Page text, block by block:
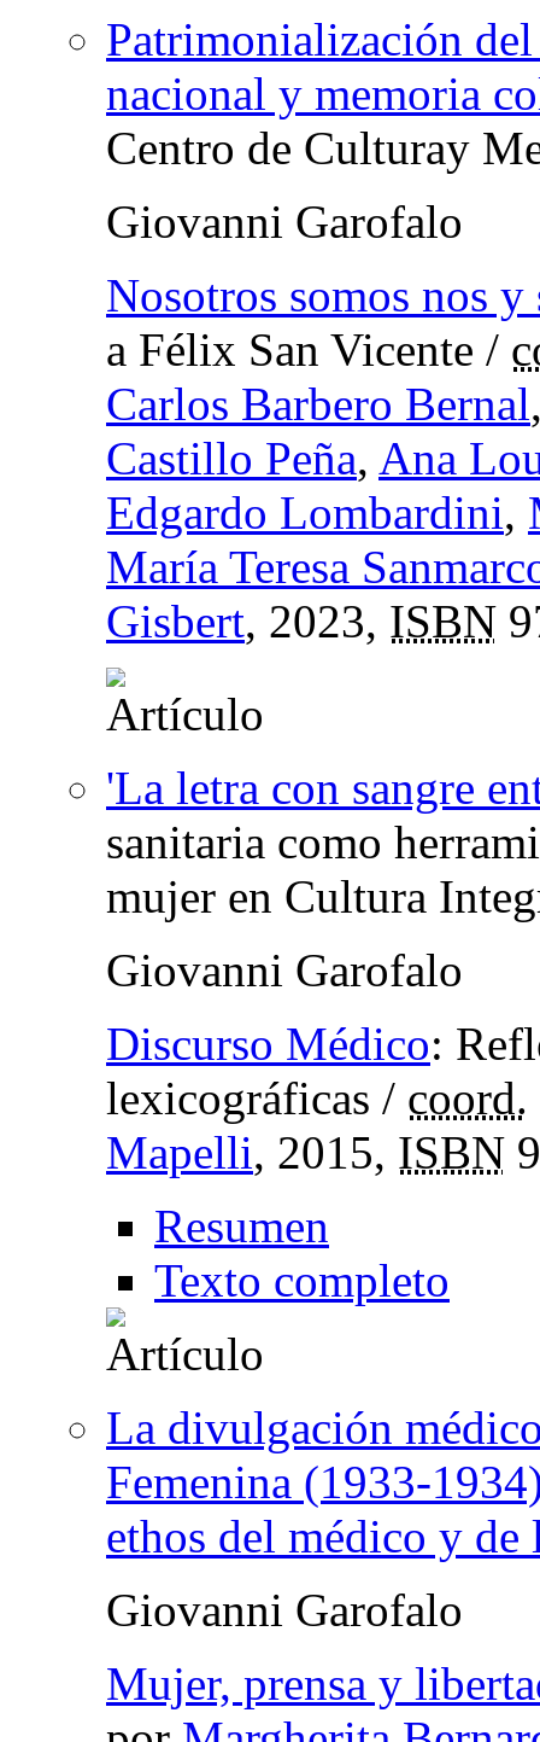
Patrimonialización
nacional y memoria
Centro de Culturay
Giovanni Garofalo
Nosotros somos nos y
a Félix San Vicente /
Carlos Barbero Bernal
Castillo Peña, Ana
Edgardo Lombardini,
María Teresa
Gisbert, 2023, ISBN
'La letra con sangre
sanitaria como
mujer en Cultura
Giovanni Garofalo
Discurso Médico:
lexicográficas / coord.
Mapelli, 2015, ISBN
Resumen
Texto completo
La divulgación
Femenina (1933-
ethos del médico y de
Giovanni Garofalo
Mujer, prensa y